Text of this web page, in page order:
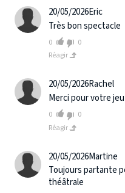
20/05/2026Eric
Très bon spectacle
0
0
Réagir
20/05/2026Rachel
Merci pour votre
0
0
Réagir
20/05/2026Martine
Toujours partante
théâtrale